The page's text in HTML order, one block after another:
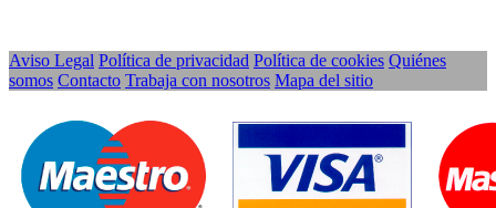
Aviso Legal Política de privacidad Política de cookies Quiénes
somos Contacto Trabaja con nosotros Mapa del sitio